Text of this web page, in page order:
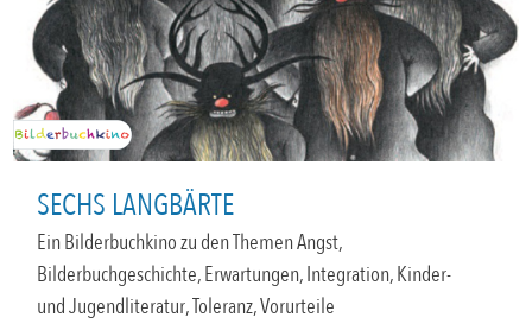
SECHS LANGBÄRTE
Ein Bilderbuchkino zu den Themen Angst,
Bilderbuchgeschichte, Erwartungen, Integration, Kinder-
und Jugendliteratur, Toleranz, Vorurteile